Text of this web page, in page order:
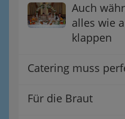
Auch
alles wie
klappen
Catering muss
Für die Braut